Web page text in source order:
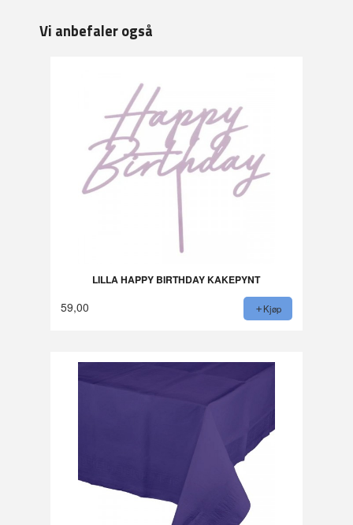
Vi anbefaler også
LILLA HAPPY BIRTHDAY KAKEPYNT
59,00 Kjøp